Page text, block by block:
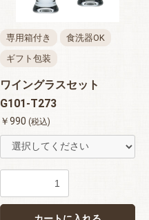
専用箱付き
食洗器OK
ギフト包装
ワイングラスセット
G101-T273
￥990 (税込)